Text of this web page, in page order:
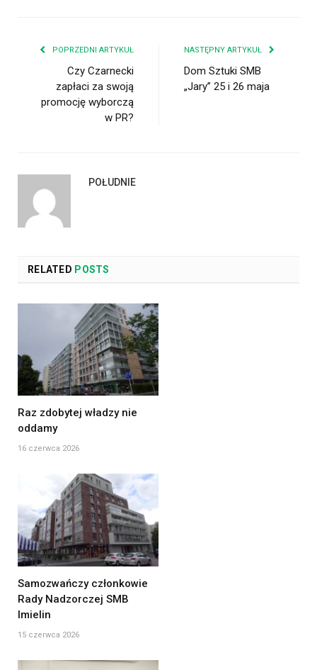
POPRZEDNI ARTYKUŁ
Czy Czarnecki
zapłaci za swoją
promocję wyborczą
w PR?
NASTĘPNY ARTYKUŁ
Dom Sztuki SMB
„Jary” 25 i 26 maja
POŁUDNIE
RELATED POSTS
Raz zdobytej władzy nie
oddamy
16 czerwca 2026
Samozwańczy członkowie
Rady Nadzorczej SMB
Imielin
15 czerwca 2026